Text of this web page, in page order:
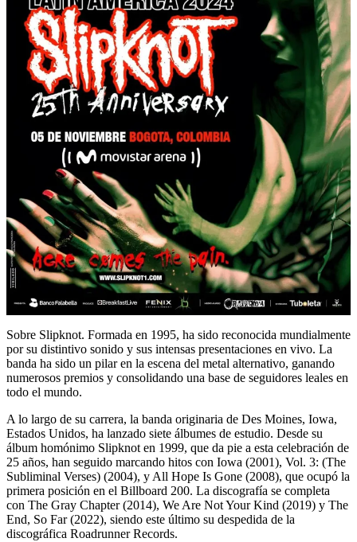
Sobre Slipknot. Formada en 1995, ha sido reconocida mundialmente
por su distintivo sonido y sus intensas presentaciones en vivo. La
banda ha sido un pilar en la escena del metal alternativo, ganando
numerosos premios y consolidando una base de seguidores leales en
todo el mundo.
A lo largo de su carrera, la banda originaria de Des Moines, Iowa,
Estados Unidos, ha lanzado siete álbumes de estudio. Desde su
álbum homónimo Slipknot en 1999, que da pie a esta celebración de
25 años, han seguido marcando hitos con Iowa (2001), Vol. 3: (The
Subliminal Verses) (2004), y All Hope Is Gone (2008), que ocupó la
primera posición en el Billboard 200. La discografía se completa
con The Gray Chapter (2014), We Are Not Your Kind (2019) y The
End, So Far (2022), siendo este último su despedida de la
discográfica Roadrunner Records.